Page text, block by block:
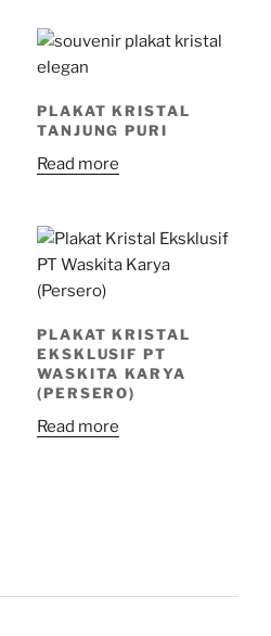
PLAKAT KRISTAL
TANJUNG PURI
Read more
PLAKAT KRISTAL
EKSKLUSIF PT
WASKITA KARYA
(PERSERO)
Read more